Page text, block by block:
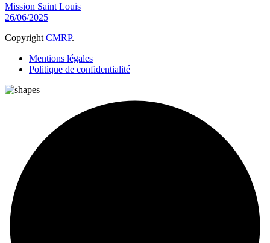
Mission Saint Louis
26/06/2025
Copyright CMRP.
Mentions légales
Politique de confidentialité